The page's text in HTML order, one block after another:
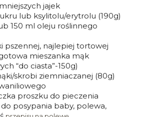
jajek
lub ksylitolu/erytrolu (190g)
150 ml oleju roślinnego
pszennej, najlepiej tortowej
mieszanka mąk
“do ciasta”-150g)
skrobi ziemniaczanej (80g)
proszku do pieczenia
posypania baby, polewa,